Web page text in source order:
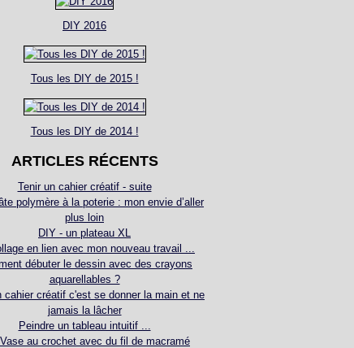
DIY 2016
Tous les DIY de 2015 !
Tous les DIY de 2014 !
ARTICLES RÉCENTS
Tenir un cahier créatif - suite
polymère à la poterie : mon envie d’aller
plus loin
DIY - un plateau XL
en lien avec mon nouveau travail ...
débuter le dessin avec des crayons
aquarellables ?
cahier créatif c'est se donner la main et ne
jamais la lâcher
Peindre un tableau intuitif ...
au crochet avec du fil de macramé